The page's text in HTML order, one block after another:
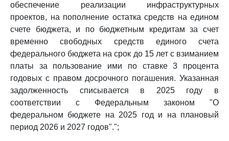
обеспечение реализации инфраструктурных
проектов, на пополнение остатка средств на едином
счете бюджета, и по бюджетным кредитам за счет
временно свободных средств единого счета
федерального бюджета на срок до 15 лет с взиманием
платы за пользование ими по ставке 3 процента
годовых с правом досрочного погашения. Указанная
задолженность списывается в 2025 году в
соответствии с Федеральным законом "О
федеральном бюджете на 2025 год и на плановый
период 2026 и 2027 годов".";